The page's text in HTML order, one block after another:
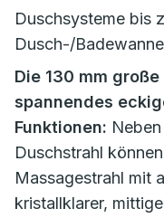
Duschsysteme bis
Dusch-/
Die 130 mm
spannendes
Funktionen:
Duschstrahl
Massagestrahl mit
kristallklarer,